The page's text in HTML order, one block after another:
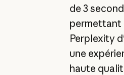
de 3
permettant
Perplexity
une
haute